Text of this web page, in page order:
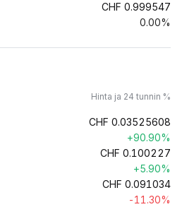
CHF 0.999547
0.00%
Hinta ja 24 tunnin %
CHF 0.03525608
+90.90%
CHF 0.100227
+5.90%
CHF 0.091034
-11.30%